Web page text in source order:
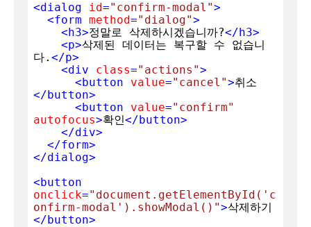
<dialog id="confirm-modal">
<form method="dialog">
<h3>정말로 삭제하시겠습니까?</h3>
<p>삭제된 데이터는 복구할 수 없습니
다. </p>
<div class="actions">
<button value="cancel">취소
</button>
<button value="confirm"
autofocus>확인</button>
</div>
</form>
</dialog>
<button
onclick="document.getElementById('c
onfirm-modal').showModal()">삭제하기
</button>